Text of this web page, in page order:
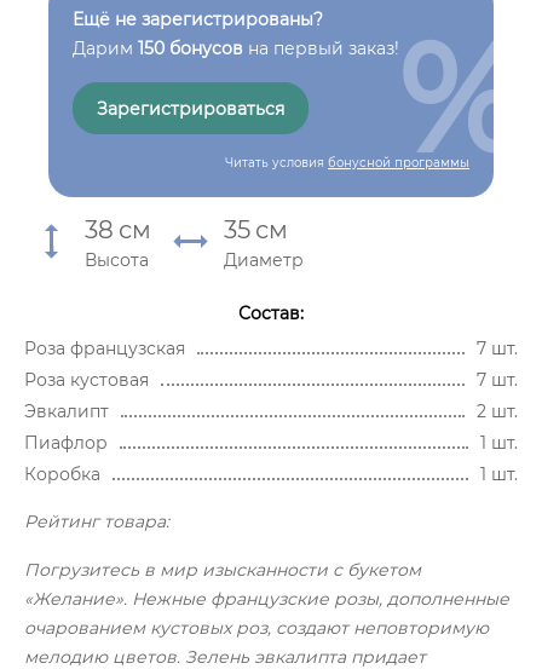
Ещё не зарегистрированы?
Дарим 150 бонусов на первый заказ!
Зарегистрироваться
Читать условия бонусной программы
%
38 см
Высота
35 см
Диаметр
Состав:
Роза французская
7 шт.
Роза кустовая
7 шт.
Эвкалипт
2 шт.
Пиафлор
1 шт.
Коробка
1 шт.
Рейтинг товара:
Погрузитесь в мир изысканности с букетом
«Желание». Нежные французские розы, дополненные
очарованием кустовых роз, создают неповторимую
мелодию цветов. Зелень эвкалипта придает